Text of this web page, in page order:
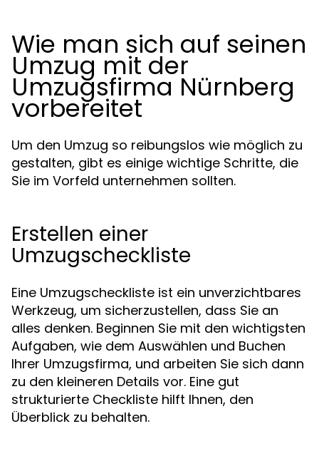
Wie man sich auf seinen
Umzug mit der
Umzugsfirma Nürnberg
vorbereitet
Um den Umzug so reibungslos wie möglich zu
gestalten, gibt es einige wichtige Schritte, die
Sie im Vorfeld unternehmen sollten.
Erstellen einer
Umzugscheckliste
Eine Umzugscheckliste ist ein unverzichtbares
Werkzeug, um sicherzustellen, dass Sie an
alles denken. Beginnen Sie mit den wichtigsten
Aufgaben, wie dem Auswählen und Buchen
Ihrer Umzugsfirma, und arbeiten Sie sich dann
zu den kleineren Details vor. Eine gut
strukturierte Checkliste hilft Ihnen, den
Überblick zu behalten.